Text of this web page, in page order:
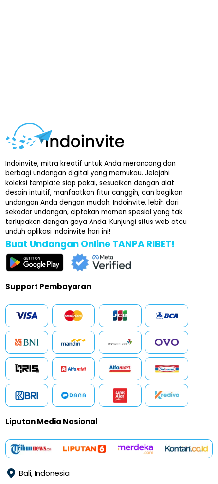
Indoinvite, mitra kreatif untuk Anda merancang dan
berbagi undangan digital yang memukau. Jelajahi
koleksi template siap pakai, sesuaikan dengan alat
desain intuitif, manfaatkan fitur canggih, dan bagikan
undangan Anda dengan mudah. Indoinvite, lebih dari
sekadar undangan, ciptakan momen spesial yang tak
terlupakan dengan gaya Anda. Kunjungi situs web atau
unduh aplikasi Indoinvite hari ini!
Buat Undangan Online TANPA RIBET!
Support Pembayaran
Liputan Media Nasional
Bali, Indonesia